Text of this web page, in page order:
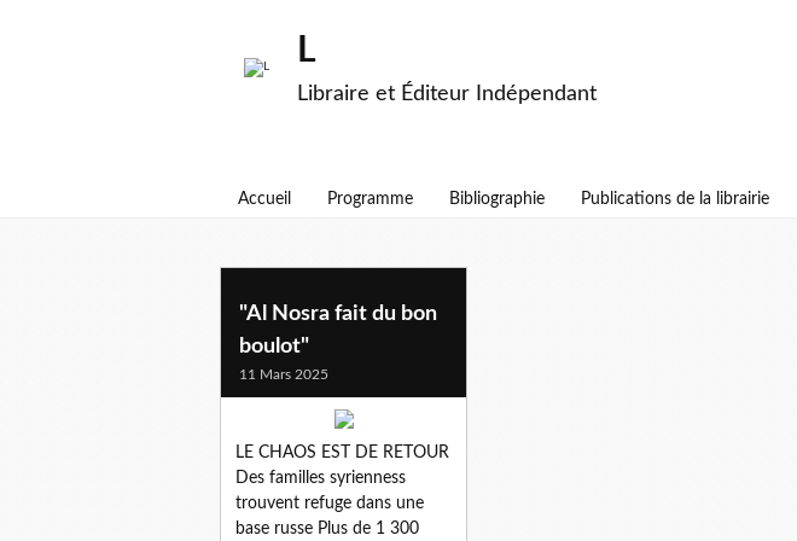
L
Libraire et Éditeur Indépendant
Accueil Programme Bibliographie Publications de la librairie
al nosra
"Al Nosra fait du bon
boulot"
11 Mars 2025
LE CHAOS EST DE RETOUR
Des familles syrienness
trouvent refuge dans une
base russe Plus de 1 300